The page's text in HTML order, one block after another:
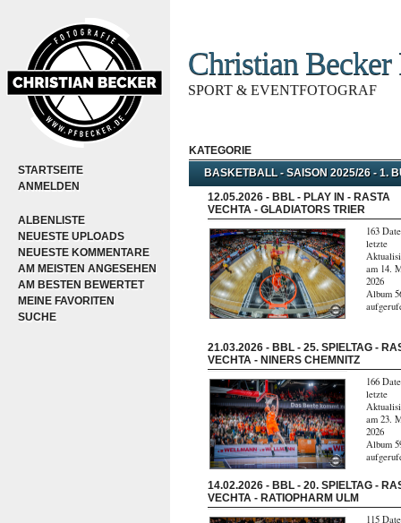
STARTSEITE
ANMELDEN
ALBENLISTE
NEUESTE UPLOADS
NEUESTE KOMMENTARE
AM MEISTEN ANGESEHEN
AM BESTEN BEWERTET
MEINE FAVORITEN
SUCHE
Christian
SPORT & EVENTFOTOGRAF
KATEGORIE
BASKETBALL - SAISON 2025/26 - 1.
12.05.2026 - BBL - PLAY IN - RASTA
VECHTA - GLADIATORS TRIER
163
letzte
am 14.
2026
Album
21.03.2026 - BBL - 25. SPIELTAG -
VECHTA - NINERS CHEMNITZ
166
letzte
am 23.
2026
Album
14.02.2026 - BBL - 20. SPIELTAG -
VECHTA - RATIOPHARM ULM
115